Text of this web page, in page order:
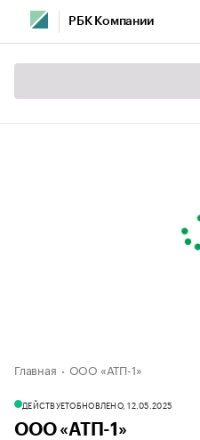
РБК Компании
Главная ООО «АТП-1»
ДЕЙСТВУЕТОБНОВЛЕНО, 12.05.2025
ООО «АТП-1»